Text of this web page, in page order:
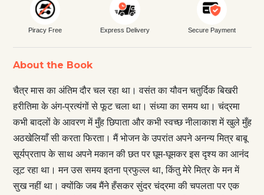
Piracy Free Express Delivery Secure Payment
About the Book
चैत्र मास का अंतिम दौर चल रहा था। वसंत का यौवन चतुर्दिक बिखरी
हरीतिमा के अंग-प्रत्यंगों से फूट चला था। संध्या का समय था। चंद्रमा
कभी बादलों के आवरण में मुँह छिपाता और कभी स्वच्छ नीलाकाश में खुले मुँह
अठखेलियाँ सी करता फिरता। मैं भोजन के उपरांत अपने अनन्य मित्र बाबू
सूर्यप्रताप के साथ अपने मकान की छत पर घूम-घूमकर इस दृश्य का आनंद
लूट रहा था। मन उस समय इतना प्रफुल्ल था, किंतु मेरे मित्र के मन में
सुख नहीं था। क्योंकि जब मैंने हँसकर सुंदर चंद्रमा की चपलता पर एक